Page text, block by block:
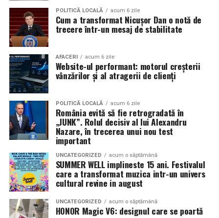
IasiAZI.ro
ARTICOLE PE ACEIASI TEMA: PRIMA
DECIZIE pentru cei care publică anunuțuri. Sunt
considerați comercianți | IasiAZI.ro
NU RATATI
Referendumul pentru familie, un eșec total. Ce spun
cifrele | IasiAZI.ro
Pe11 februarieva avea loc proiecția specială
mea”de la Cinema City din City Park Constanța,de la
18:30, unde
regizorul Paul Decu și actrița Azaleea
Necula, originari din Constanța și împrejurimi, vor
prezenta filmul alături de colegii lor
Alexandra Răduță și Gabriel Vatavu.
Cinema City Shopping City Galați
12 februarie de la 18:30la întâlnirea cu actrițele
State și Azaleea Necula și regizorul Paul Decu.
Pe 13 februarie la ora 18:30, spectatorii dinIași
invitați la proiecția specială din
Mall, alături de regizorulPaul Decuși de
actoriiGabriel Vatavu, Sergiu Costache, Azaleea
Necula, Alexandra Răduță.
De „Ziua Îndrăgostiților”, pe14 februarie, în Cinema
City Iulius Mall Suceava, de la 18:30, spectatorii sunt
POLITICĂ LOCALĂ acum 6 zile
Cum a transformat Nicușor Dan o notă de
trecere într-un mesaj de stabilitate
AFACERI acum 6 zile
Website-ul performant: motorul creșterii
vânzărilor și al atragerii de clienți
POLITICĂ LOCALĂ acum 6 zile
România evită să fie retrogradată în
„JUNK”. Rolul decisiv al lui Alexandru
Nazare, în trecerea unui nou test
important
UNCATEGORIZED acum o săptămână
SUMMER WELL implineste 15 ani. Festivalul
care a transformat muzica intr-un univers
cultural revine in august
UNCATEGORIZED acum o săptămână
HONOR Magic V6: designul care se poartă